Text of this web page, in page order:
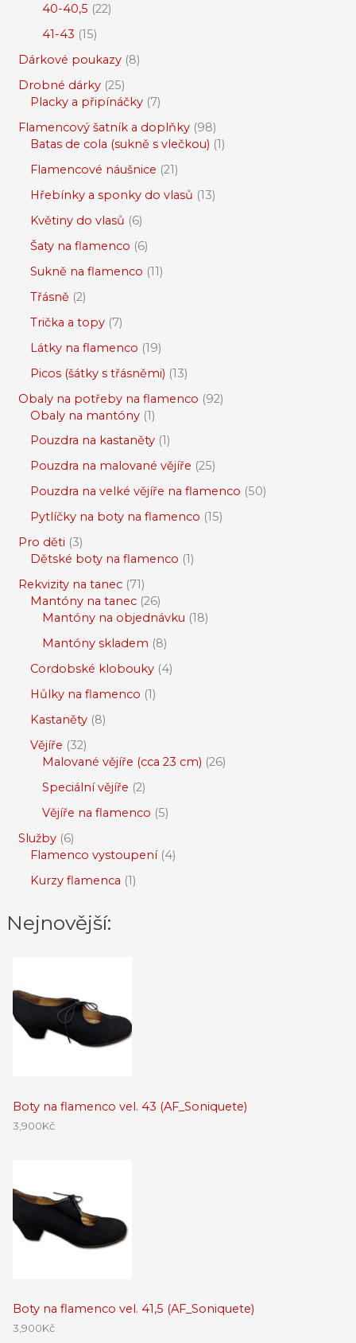
40-40,5 22
41-43 15
Dárkové poukazy 8
Drobné dárky 25
Placky a připínáčky 7
Flamencový šatník a doplňky 98
Batas de cola (sukně s vlečkou) 1
Flamencové náušnice 21
Hřebínky a sponky do vlasů 13
Květiny do vlasů 6
Šaty na flamenco 6
Sukně na flamenco 11
Třásně 2
Trička a topy 7
Látky na flamenco 19
Picos (šátky s třásněmi) 13
Obaly na potřeby na flamenco 92
Obaly na mantóny 1
Pouzdra na kastaněty 1
Pouzdra na malované vějíře 25
Pouzdra na velké vějíře na flamenco 50
Pytlíčky na boty na flamenco 15
Pro děti 3
Dětské boty na flamenco 1
Rekvizity na tanec 71
Mantóny na tanec 26
Mantóny na objednávku 18
Mantóny skladem 8
Cordobské klobouky 4
Hůlky na flamenco 1
Kastaněty 8
Vějíře 32
Malované vějíře (cca 23 cm) 26
Speciální vějíře 2
Vějíře na flamenco 5
Služby 6
Flamenco vystoupení 4
Kurzy flamenca 1
Nejnovější:
Boty na flamenco vel. 43 (AF_Soniquete)
3,900Kč
Boty na flamenco vel. 41,5 (AF_Soniquete)
3,900Kč